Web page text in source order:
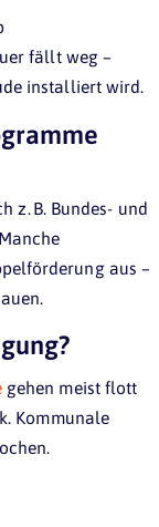
fällt weg –
installiert wird.
z. B. Bundes- und
aus –
gehen meist flott
Kommunale